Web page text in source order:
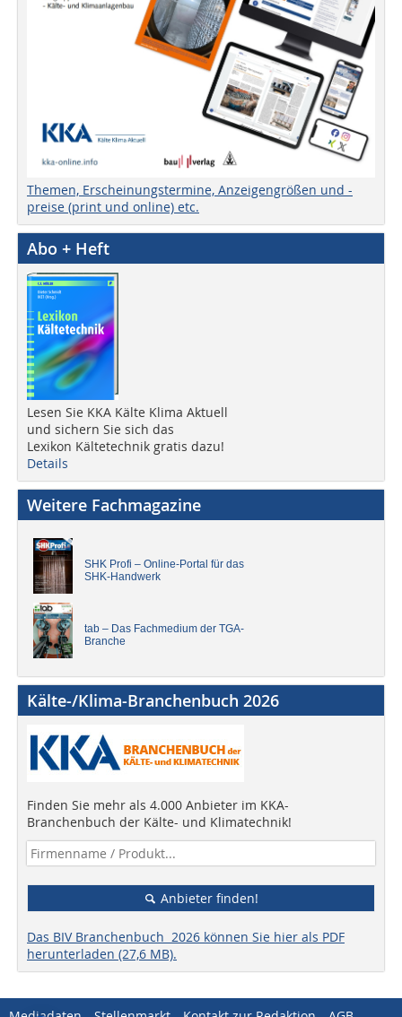
Themen, Erscheinungstermine, Anzeigengrößen und -
preise (print und online) etc.
Abo + Heft
Lesen Sie KKA Kälte Klima Aktuell
und sichern Sie sich das
Lexikon Kältetechnik gratis dazu!
Details
Weitere Fachmagazine
SHK Profi – Online-Portal für das
SHK-Handwerk
tab – Das Fachmedium der TGA-
Branche
Kälte-/Klima-Branchenbuch 2026
Finden Sie mehr als 4.000 Anbieter im KKA-
Branchenbuch der Kälte- und Klimatechnik!
Anbieter finden!
Das BIV Branchenbuch 2026 können Sie hier als PDF
herunterladen (27,6 MB).